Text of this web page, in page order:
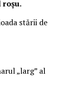
stării de
„larg” al